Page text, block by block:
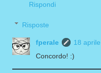
Rispondi
Risposte
fperale
18
Concordo! :)